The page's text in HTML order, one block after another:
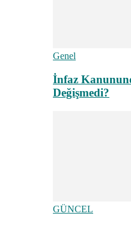
Genel
İnfaz
Değişmedi?
GÜNCEL